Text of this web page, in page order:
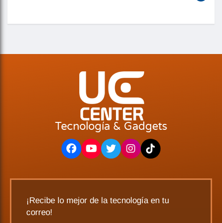
Tecnología & Gadgets
¡Recibe lo mejor de la tecnología en tu
correo!